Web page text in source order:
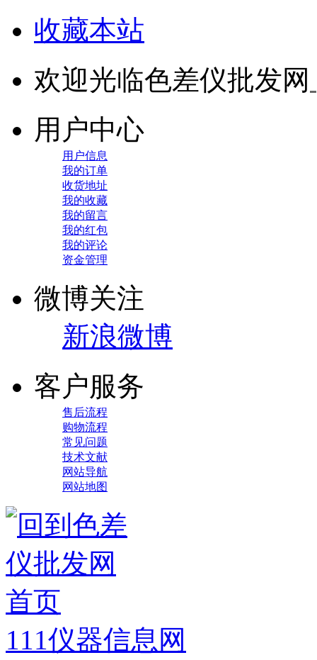
收藏本站
欢迎光临色差仪批发网
用户中心
用户信息
我的订单
收货地址
我的收藏
我的留言
我的红包
我的评论
资金管理
微博关注
新浪微博
客户服务
售后流程
购物流程
常见问题
技术文献
网站导航
网站地图
111仪器信息网